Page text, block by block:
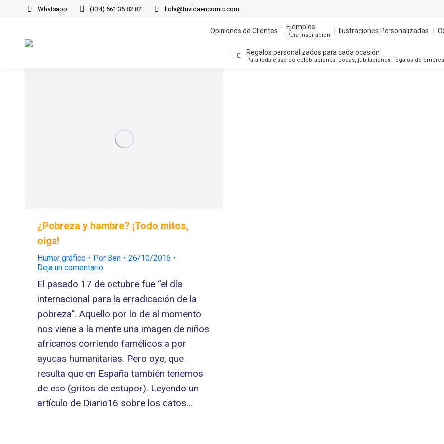
Whatsapp (+34) 661 36 82 82 hola@tuvidaencomic.com
Opiniones de Clientes Ejemplos
Pura inspiración
Ilustraciones Personalizadas
Regalos personalizados para cada ocasión
Para toda clase de celebraciones: bodas, jubilaciones, regalos de
¿Pobreza y hambre? ¡Todo mitos,
oiga!
Humor gráfico Por Ben
26/10/2016
Deja un comentario
El pasado 17 de octubre fue “el día
internacional para la erradicación de la
pobreza“. Aquello por lo de al momento
nos viene a la mente una imagen de niños
africanos corriendo famélicos a por
ayudas humanitarias. Pero oye, que
resulta que en España también tenemos
de eso (gritos de estupor). Leyendo un
artículo de Diario16 sobre los datos…
Opiniones de Clientes
Regalos personalizados para cada ocasión